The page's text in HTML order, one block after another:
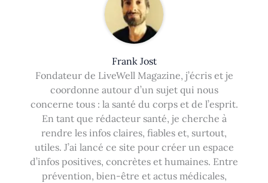
Frank Jost
Fondateur de LiveWell Magazine, j’écris et je
coordonne autour d’un sujet qui nous
concerne tous : la santé du corps et de l’esprit.
En tant que rédacteur santé, je cherche à
rendre les infos claires, fiables et, surtout,
utiles. J’ai lancé ce site pour créer un espace
d’infos positives, concrètes et humaines. Entre
prévention, bien-être et actus médicales,